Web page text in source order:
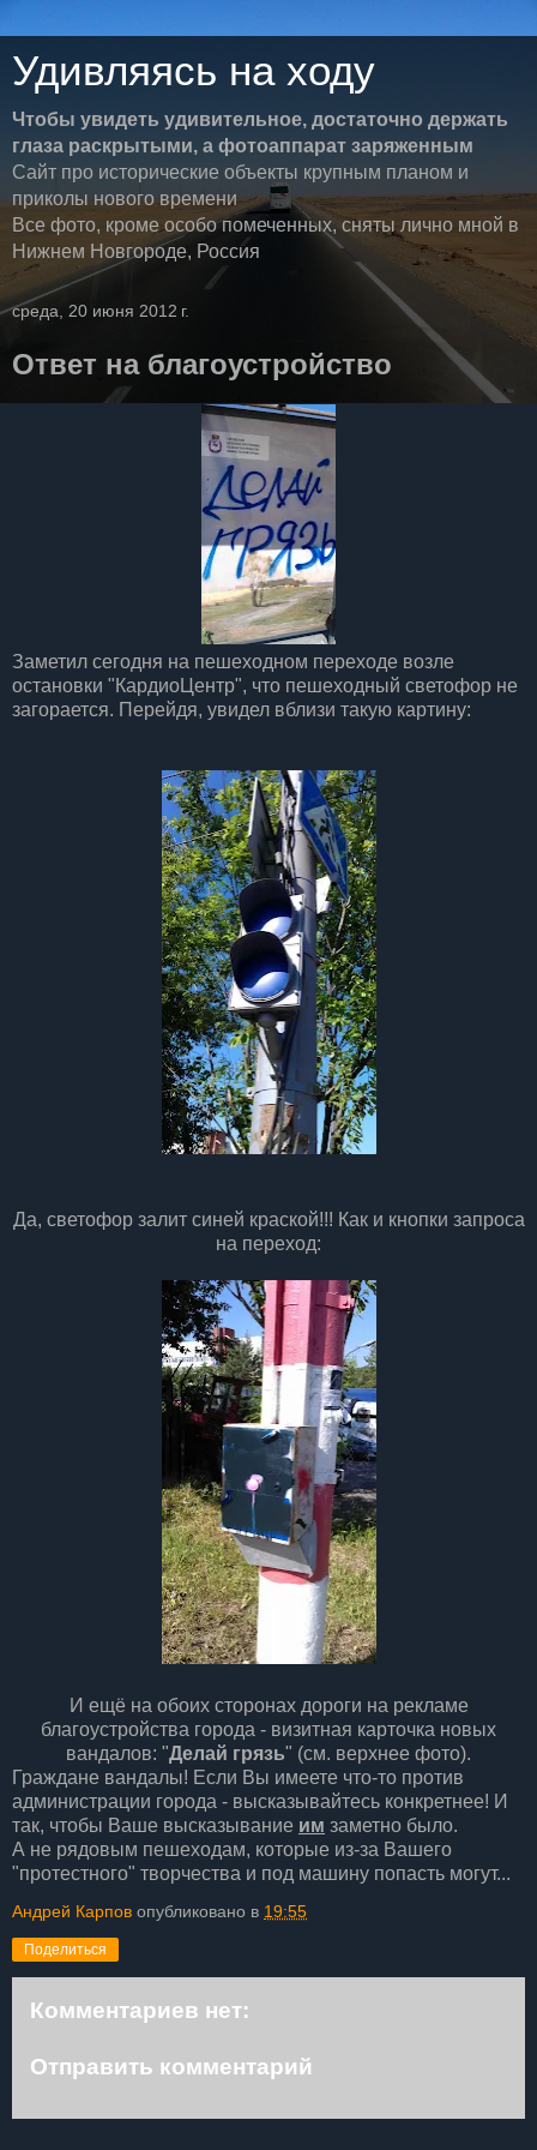
Удивляясь на ходу
Чтобы увидеть удивительное, достаточно держать
глаза раскрытыми, а фотоаппарат заряженным
Сайт про исторические объекты крупным планом и
приколы нового времени
Все фото, кроме особо помеченных, сняты лично мной в
Нижнем Новгороде, Россия
среда, 20 июня 2012 г.
Ответ на благоустройство
Заметил сегодня на пешеходном переходе возле
остановки "КардиоЦентр", что пешеходный светофор не
загорается. Перейдя, увидел вблизи такую картину:
Да, светофор залит синей краской!!! Как и кнопки запроса
на переход:
И ещё на обоих сторонах дороги на рекламе
благоустройства города - визитная карточка новых
вандалов: "Делай грязь" (см. верхнее фото).
Граждане вандалы! Если Вы имеете что-то против
администрации города - высказывайтесь конкретнее! И
так, чтобы Ваше высказывание им заметно было.
А не рядовым пешеходам, которые из-за Вашего
"протестного" творчества и под машину попасть могут...
Андрей Карпов опубликовано в 19:55
Поделиться
Комментариев нет:
Отправить комментарий